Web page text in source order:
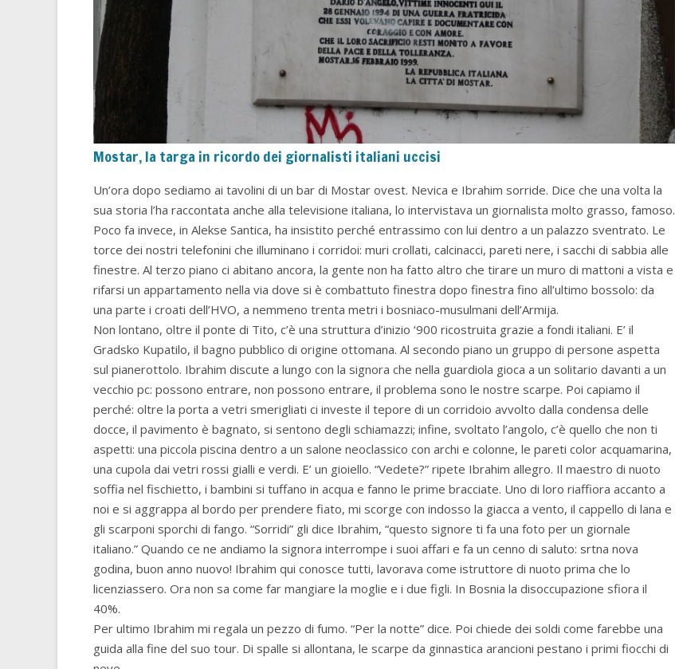
Mostar, la targa in ricordo dei giornalisti italiani uccisi
Un’ora dopo sediamo ai tavolini di un bar di Mostar ovest. Nevica e Ibrahim sorride. Dice che una volta la
sua storia l’ha raccontata anche alla televisione italiana, lo intervistava un giornalista molto grasso, famoso.
Poco fa invece, in Alekse Santica, ha insistito perché entrassimo con lui dentro a un palazzo sventrato. Le
torce dei nostri telefonini che illuminano i corridoi: muri crollati, calcinacci, pareti nere, i sacchi di sabbia alle
finestre. Al terzo piano ci abitano ancora, la gente non ha fatto altro che tirare un muro di mattoni a vista e
rifarsi un appartamento nella via dove si è combattuto finestra dopo finestra fino all’ultimo bossolo: da
una parte i croati dell’HVO, a nemmeno trenta metri i bosniaco-musulmani dell’Armija.
Non lontano, oltre il ponte di Tito, c’è una struttura d’inizio ‘900 ricostruita grazie a fondi italiani. E’ il
Gradsko Kupatilo, il bagno pubblico di origine ottomana. Al secondo piano un gruppo di persone aspetta
sul pianerottolo. Ibrahim discute a lungo con la signora che nella guardiola gioca a un solitario davanti a un
vecchio pc: possono entrare, non possono entrare, il problema sono le nostre scarpe. Poi capiamo il
perché: oltre la porta a vetri smerigliati ci investe il tepore di un corridoio avvolto dalla condensa delle
docce, il pavimento è bagnato, si sentono degli schiamazzi; infine, svoltato l’angolo, c’è quello che non ti
aspetti: una piccola piscina dentro a un salone neoclassico con archi e colonne, le pareti color acquamarina,
una cupola dai vetri rossi gialli e verdi. E’ un gioiello. “Vedete?” ripete Ibrahim allegro. Il maestro di nuoto
soffia nel fischietto, i bambini si tuffano in acqua e fanno le prime bracciate. Uno di loro riaffiora accanto a
noi e si aggrappa al bordo per prendere fiato, mi scorge con indosso la giacca a vento, il cappello di lana e
gli scarponi sporchi di fango. “Sorridi” gli dice Ibrahim, “questo signore ti fa una foto per un giornale
italiano.” Quando ce ne andiamo la signora interrompe i suoi affari e fa un cenno di saluto: srtna nova
godina, buon anno nuovo! Ibrahim qui conosce tutti, lavorava come istruttore di nuoto prima che lo
licenziassero. Ora non sa come far mangiare la moglie e i due figli. In Bosnia la disoccupazione sfiora il
40%.
Per ultimo Ibrahim mi regala un pezzo di fumo. “Per la notte” dice. Poi chiede dei soldi come farebbe una
guida alla fine del suo tour. Di spalle si allontana, le scarpe da ginnastica arancioni pestano i primi fiocchi di